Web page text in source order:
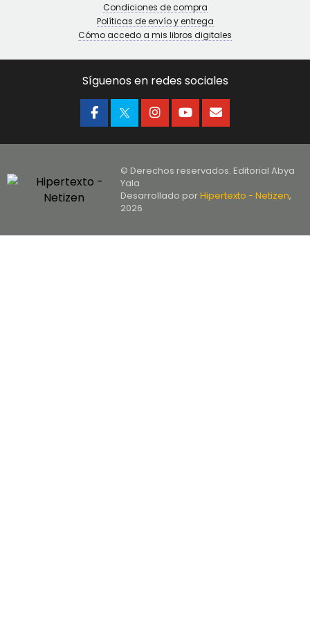
Condiciones de compra
Políticas de envío y entrega
Cómo accedo a mis libros digitales
Síguenos en redes sociales
© Derechos reservados. Editorial Abya
Yala
Desarrollado porHipertexto - Netizen,
2026